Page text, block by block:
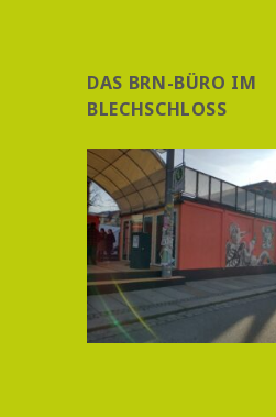
DAS BRN-BÜRO IM
BLECHSCHLOSS